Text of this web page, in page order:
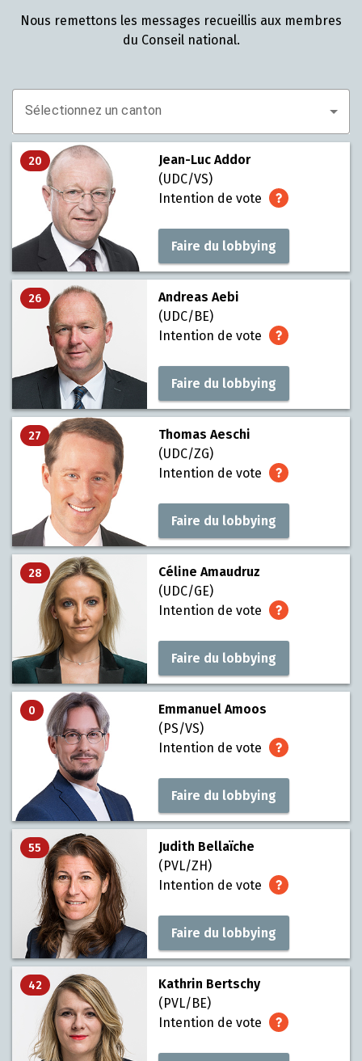
Nous remettons les messages recueillis aux membres
du Conseil national.
Sélectionnez un canton
20
Jean-Luc Addor
(UDC/VS)
Intention de vote
Faire du lobbying
26
Andreas Aebi
(UDC/BE)
Intention de vote
Faire du lobbying
27
Thomas Aeschi
(UDC/ZG)
Intention de vote
Faire du lobbying
28
Céline Amaudruz
(UDC/GE)
Intention de vote
Faire du lobbying
0
Emmanuel Amoos
(PS/VS)
Intention de vote
Faire du lobbying
55
Judith Bellaïche
(PVL/ZH)
Intention de vote
Faire du lobbying
42
Kathrin Bertschy
(PVL/BE)
Intention de vote